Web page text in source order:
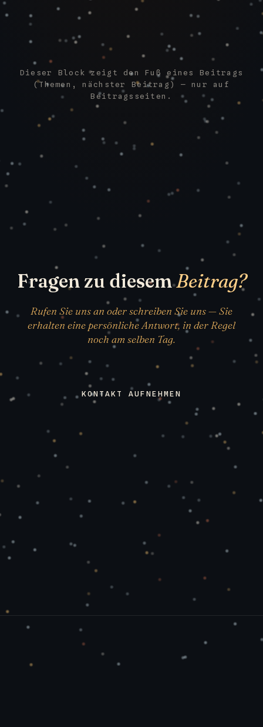
Dieser Block zeigt den Fuß eines Beitrags
(Themen, nächster Beitrag) — nur auf
Beitragsseiten.
Fragen zu diesemBeitrag?
Rufen Sie uns an oder schreiben Sie uns — Sie
erhalten eine persönliche Antwort, in der Regel
noch am selben Tag.
KONTAKT AUFNEHMEN